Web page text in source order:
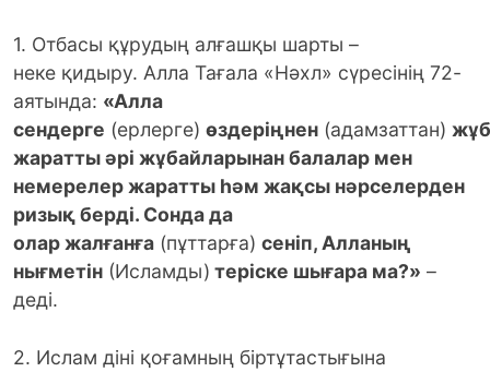
1. Отбасы құрудың алғашқы шарты –
неке қидыру. Алла Тағала «Нәхл» сүресінің 72-
аятында: «Алла
сендерге (ерлерге) өздеріңнен (адамзаттан)
жаратты әрі жұбайларынан балалар мен
немерелер жаратты һәм жақсы нәрселерден
ризық берді. Сонда да
олар жалғанға (пұттарға) сеніп, Алланың
нығметін (Исламды) теріске шығара ма?» –
деді.
2. Ислам діні қоғамның біртұтастығына